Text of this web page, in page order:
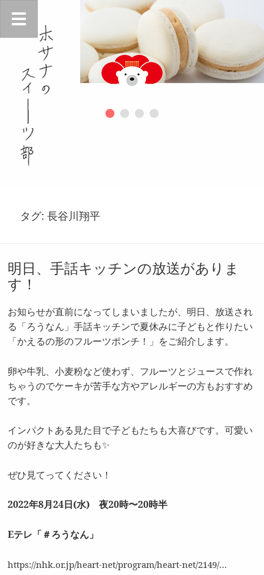
タグ:長谷川翔平
明日、手話キッチンの放送がありま
す！
お知らせが直前になってしまいましたが、明日、放送され
る「ろうなん」手話キッチンで夏休みに子どもと作りたい
「かえるの形のフルーツポンチ！」をご紹介します。
卵や牛乳、小麦粉など使わず、フルーツとジュースで作れ
ちゃうのでケーキが苦手な方やアレルギーの方もおすすめ
です。
インパクトある見た目で子どもたちも大喜びです。可愛い
のが好きな大人たちも✨
ぜひ見てってください！
2022年8月24日(水) 夜20時〜20時半
Eテレ「＃ろうなん」
https://nhk.or.jp/heart-net/program/heart-net/2149/…